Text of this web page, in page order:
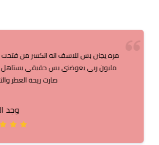
مره يجنن بس للاسف انه انكسر من فتحت
مليون ربي يعوضني بس حقيقي يستاهل
صارت ريحة العطر
وجد